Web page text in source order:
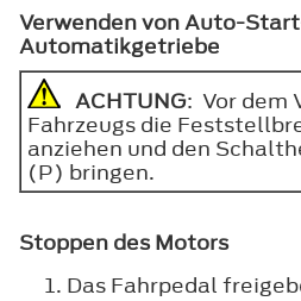
Verwenden von Auto-
Automatikgetriebe
ACHTUNG: Vor dem
Fahrzeugs die
anziehen und den
(P) bringen.
Stoppen des Motors
Das Fahrpedal